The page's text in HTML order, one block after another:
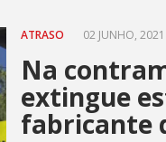
ATRASO 02 JUNHO,
Na
extingue
fabricante